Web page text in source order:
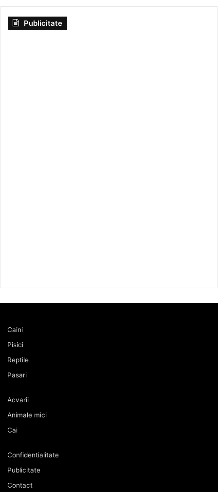
Publicitate
Caini
Pisici
Reptile
Pasari
Acvarii
Animale mici
Cai
Confidentialitate
Publicitate
Contact